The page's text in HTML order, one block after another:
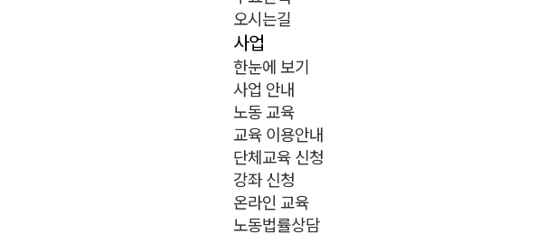
오시는길
사업
한눈에 보기
사업 안내
노동 교육
교육 이용안내
단체교육 신청
강좌 신청
온라인 교육
노동법률상담